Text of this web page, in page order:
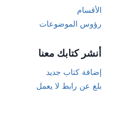
الأقسام
رؤوس الموضوعات
أنشر كتابك معنا
إضافة كتاب جديد
بلغ عن رابط لا يعمل